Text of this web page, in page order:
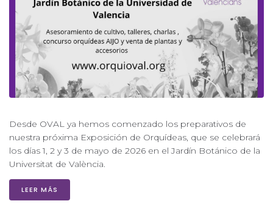
Desde OVAL ya hemos comenzado los preparativos de
nuestra próxima Exposición de Orquídeas, que se celebrará
los días 1, 2 y 3 de mayo de 2026 en el Jardín Botánico de la
Universitat de València.
LEER MÁS